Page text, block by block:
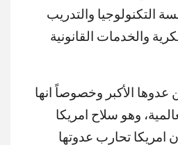
التكنولوجيا والتدريب
والخدمات القانونية
عدوها الأكبر وخصوصاً انها
وهو سلاح امريكا
امريكا تحارب عدوتها